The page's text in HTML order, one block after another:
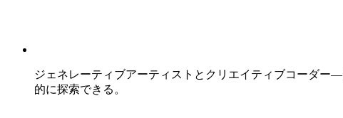
ジェネレーティブアーティストとクリエイティブコーダー—
的に探索できる。